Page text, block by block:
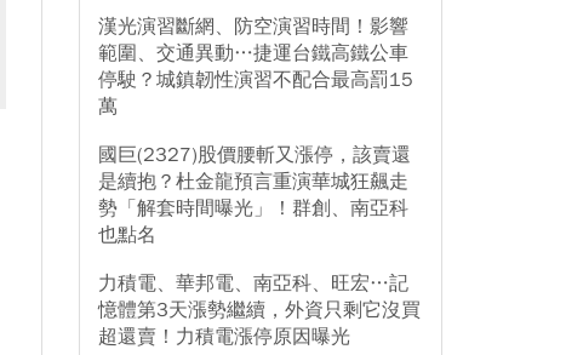
漢光演習斷網、防空演習時間！影響
範圍、交通異動…捷運台鐵高鐵公車
停駛？城鎮韌性演習不配合最高罰15
萬
國巨(2327)股價腰斬又漲停，該賣還
是續抱？杜金龍預言重演華城狂飆走
勢「解套時間曝光」！群創、南亞科
也點名
力積電、華邦電、南亞科、旺宏…記
憶體第3天漲勢繼續，外資只剩它沒買
超還賣！力積電漲停原因曝光